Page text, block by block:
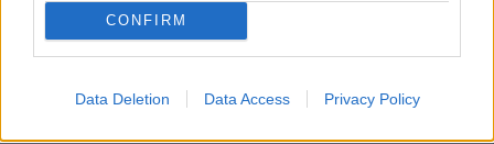
CONFIRM
Data Deletion Data Access Privacy Policy